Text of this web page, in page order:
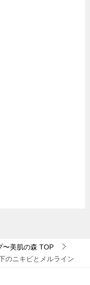
〜美肌の森 TOP
のニキビとメルライン